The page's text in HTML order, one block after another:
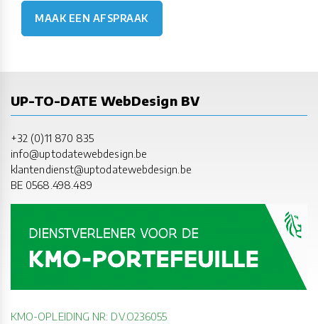
MAAK EEN AFSPRAAK
UP-TO-DATE WebDesign BV
+32 (0)11 870 835
info@uptodatewebdesign.be
klantendienst@uptodatewebdesign.be
BE 0568.498.489
KMO-OPLEIDING NR: DV.O236055